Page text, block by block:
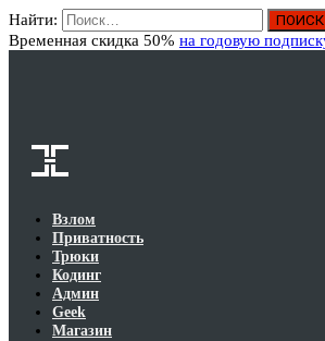
Найти:
Временная скидка 50% на годовую
Взлом
Приватность
Трюки
Кодинг
Админ
Geek
Магазин